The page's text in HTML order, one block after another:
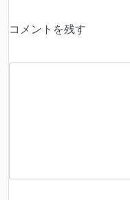
コメントを残す